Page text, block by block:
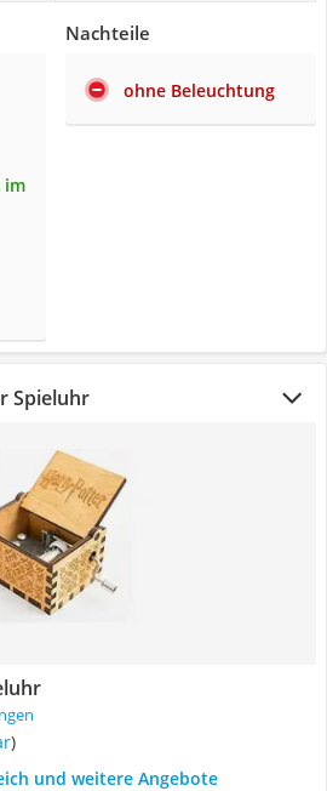
im
Nachteile
ohne Beleuchtung
Spieluhr
)
und weitere Angebote